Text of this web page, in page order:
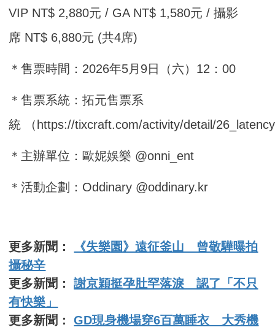
VIP NT$ 2,880元 / GA NT$ 1,580元 / 攝影
席 NT$ 6,880元 (共4席)
＊售票時間：2026年5月9日（六）12：00
＊售票系統：拓元售票系
統 （https://tixcraft.com/activity/detail/
＊主辦單位：歐妮娛樂 @onni_ent
＊活動企劃：Oddinary @oddinary.kr
更多新聞：
《失樂園》遠征釜山 曾敬驊曝拍
攝秘辛
更多新聞：謝京穎挺孕肚罕落淚 認了「不只
有快樂」
更多新聞：GD現身機場穿6百萬睡衣 大秀機